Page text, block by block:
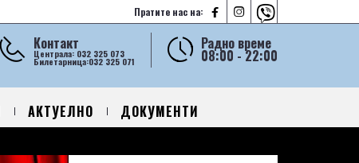
Пратите нас на:   
Радно време
08:00 - 22:00
Контакт
Централа: 032 325 073
Билетарница:032 325 071
АКТУЕЛНО ДОКУМЕНТИ